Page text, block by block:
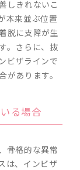
しきれないこ
本来並ぶ位置
脱に支障が生
。さらに、抜
ビザラインで
あります。
る場合
骨格的な異常
は、インビザ